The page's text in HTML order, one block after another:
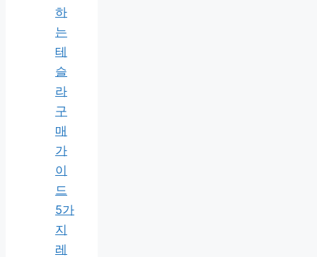
하
는
테
슬
라
구
매
가
이
드
5가
지
레